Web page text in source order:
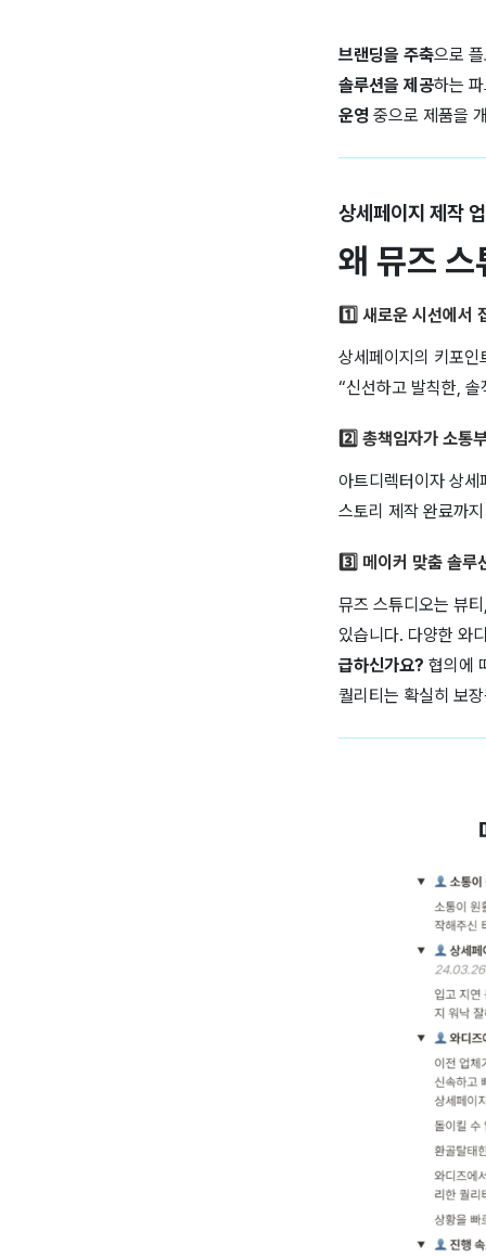
브랜딩을 주축으로
솔루션을 제공하는
운영 중으로 제품을
상세페이지 제작
왜 뮤즈 스
1️⃣ 새로운 시선에서
상세페이지의 키포인
“신선하고 발칙한,
2️⃣ 총책임자가 소통
아트디렉터이자 상
스토리 제작 완료까
3️⃣ 메이커 맞춤 솔루
뮤즈 스튜디오는 뷰
있습니다. 다양한 와
급하신가요? 협의에
퀄리티는 확실히 보